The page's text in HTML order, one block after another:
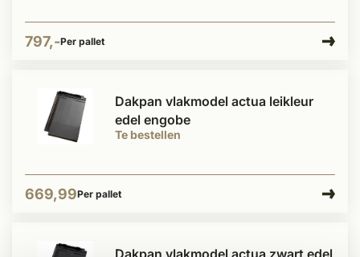
797,-Per pallet
Te bestellen
Dakpan vlakmodel actua leikleur
edel engobe
669,99Per pallet
Dakpan vlakmodel actua zwart edel